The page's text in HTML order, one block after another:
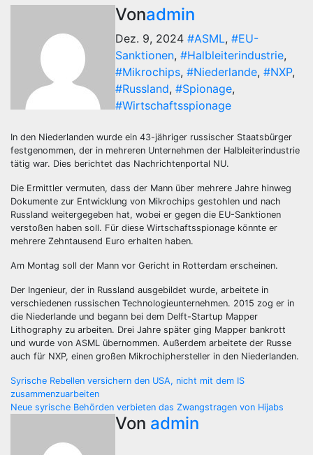
Vonadmin
Dez. 9, 2024 #ASML, #EU-
Sanktionen, #Halbleiterindustrie,
#Mikrochips, #Niederlande, #NXP,
#Russland, #Spionage,
#Wirtschaftsspionage
In den Niederlanden wurde ein 43-jähriger russischer Staatsbürger
festgenommen, der in mehreren Unternehmen der Halbleiterindustrie
tätig war. Dies berichtet das Nachrichtenportal NU.
Die Ermittler vermuten, dass der Mann über mehrere Jahre hinweg
Dokumente zur Entwicklung von Mikrochips gestohlen und nach
Russland weitergegeben hat, wobei er gegen die EU-Sanktionen
verstoßen haben soll. Für diese Wirtschaftsspionage könnte er
mehrere Zehntausend Euro erhalten haben.
Am Montag soll der Mann vor Gericht in Rotterdam erscheinen.
Der Ingenieur, der in Russland ausgebildet wurde, arbeitete in
verschiedenen russischen Technologieunternehmen. 2015 zog er in
die Niederlande und begann bei dem Delft-Startup Mapper
Lithography zu arbeiten. Drei Jahre später ging Mapper bankrott
und wurde von ASML übernommen. Außerdem arbeitete der Russe
auch für NXP, einen großen Mikrochiphersteller in den Niederlanden.
Beitragsnavigation
Syrische Rebellen versichern den USA, nicht mit dem IS
zusammenzuarbeiten
Neue syrische Behörden verbieten das Zwangstragen von Hijabs
Von admin